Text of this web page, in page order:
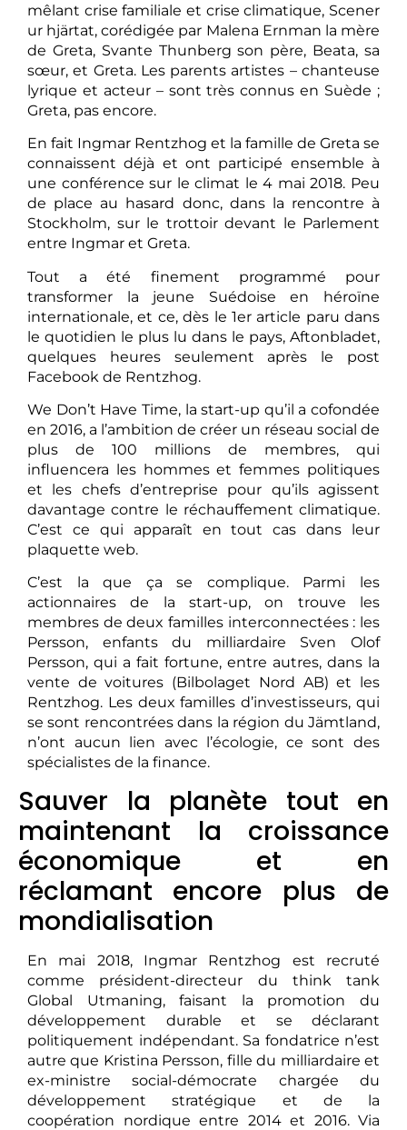
mêlant crise familiale et crise climatique, Scener
ur hjärtat, corédigée par Malena Ernman la mère
de Greta, Svante Thunberg son père, Beata, sa
sœur, et Greta. Les parents artistes – chanteuse
lyrique et acteur – sont très connus en Suède ;
Greta, pas encore.
En fait Ingmar Rentzhog et la famille de Greta se
connaissent déjà et ont participé ensemble à
une conférence sur le climat le 4 mai 2018. Peu
de place au hasard donc, dans la rencontre à
Stockholm, sur le trottoir devant le Parlement
entre Ingmar et Greta.
Tout a été finement programmé pour
transformer la jeune Suédoise en héroïne
internationale, et ce, dès le 1er article paru dans
le quotidien le plus lu dans le pays, Aftonbladet,
quelques heures seulement après le post
Facebook de Rentzhog.
We Don’t Have Time, la start-up qu’il a cofondée
en 2016, a l’ambition de créer un réseau social de
plus de 100 millions de membres, qui
influencera les hommes et femmes politiques
et les chefs d’entreprise pour qu’ils agissent
davantage contre le réchauffement climatique.
C’est ce qui apparaît en tout cas dans leur
plaquette web.
C’est la que ça se complique. Parmi les
actionnaires de la start-up, on trouve les
membres de deux familles interconnectées : les
Persson, enfants du milliardaire Sven Olof
Persson, qui a fait fortune, entre autres, dans la
vente de voitures (Bilbolaget Nord AB) et les
Rentzhog. Les deux familles d’investisseurs, qui
se sont rencontrées dans la région du Jämtland,
n’ont aucun lien avec l’écologie, ce sont des
spécialistes de la finance.
Sauver la planète tout en
maintenant la croissance
économique et en
réclamant encore plus de
mondialisation
En mai 2018, Ingmar Rentzhog est recruté
comme président-directeur du think tank
Global Utmaning, faisant la promotion du
développement durable et se déclarant
politiquement indépendant. Sa fondatrice n’est
autre que Kristina Persson, fille du milliardaire et
ex-ministre social-démocrate chargée du
développement stratégique et de la
coopération nordique entre 2014 et 2016. Via